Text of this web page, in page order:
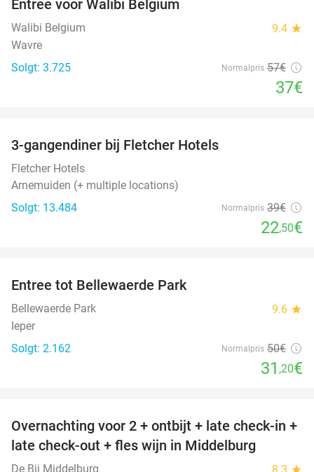
Entree voor Walibi Belgium
Walibi Belgium 9.4 star
Wavre
Solgt: 3.725
Normalpris 57€
37€
3-gangendiner bij Fletcher Hotels
Fletcher Hotels
Arnemuiden (+ multiple locations)
Solgt: 13.484
Normalpris 39€
22,50€
Entree tot Bellewaerde Park
Bellewaerde Park 9.6 star
Ieper
Solgt: 2.162
Normalpris 50€
31 ,20€
52%
Overnachting voor 2 + ontbijt + late check-in +
late check-out + fles wijn in Middelburg
De Bij Middelburg star